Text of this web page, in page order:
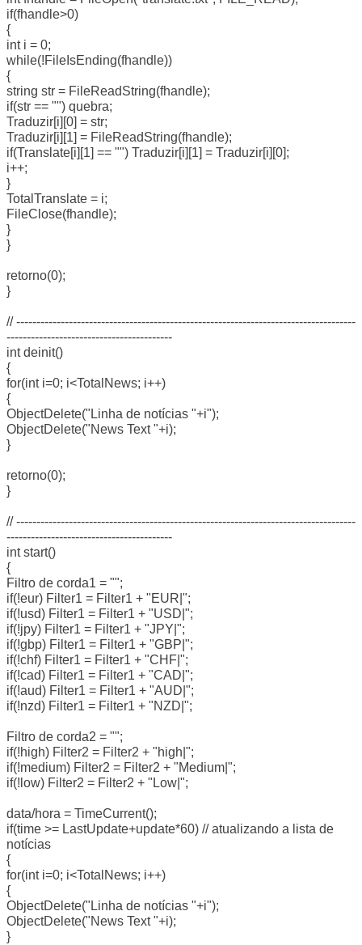
if(fhandle>0)
{
int i = 0;
while(!FileIsEnding(fhandle))
{
string str = FileReadString(fhandle);
if(str == "") quebra;
Traduzir[i][0] = str;
Traduzir[i][1] = FileReadString(fhandle);
if(Translate[i][1] == "") Traduzir[i][1] = Traduzir[i][0];
i++;
}
TotalTranslate = i;
FileClose(fhandle);
}
}
retorno(0);
}
// ------------------------------------------------------------------------------------
-----------------------------------------
int deinit()
{
for(int i=0; i<TotalNews; i++)
{
ObjectDelete("Linha de notícias "+i");
ObjectDelete("News Text "+i);
}
retorno(0);
}
// ------------------------------------------------------------------------------------
-----------------------------------------
int start()
{
Filtro de corda1 = "";
if(!eur) Filter1 = Filter1 + "EUR|";
if(!usd) Filter1 = Filter1 + "USD|";
if(!jpy) Filter1 = Filter1 + "JPY|";
if(!gbp) Filter1 = Filter1 + "GBP|";
if(!chf) Filter1 = Filter1 + "CHF|";
if(!cad) Filter1 = Filter1 + "CAD|";
if(!aud) Filter1 = Filter1 + "AUD|";
if(!nzd) Filter1 = Filter1 + "NZD|";
Filtro de corda2 = "";
if(!high) Filter2 = Filter2 + "high|";
if(!medium) Filter2 = Filter2 + "Medium|";
if(!low) Filter2 = Filter2 + "Low|";
data/hora = TimeCurrent();
if(time >= LastUpdate+update*60) // atualizando a lista de
notícias
{
for(int i=0; i<TotalNews; i++)
{
ObjectDelete("Linha de notícias "+i");
ObjectDelete("News Text "+i);
}